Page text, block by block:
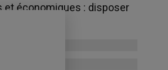
et économiques : disposer